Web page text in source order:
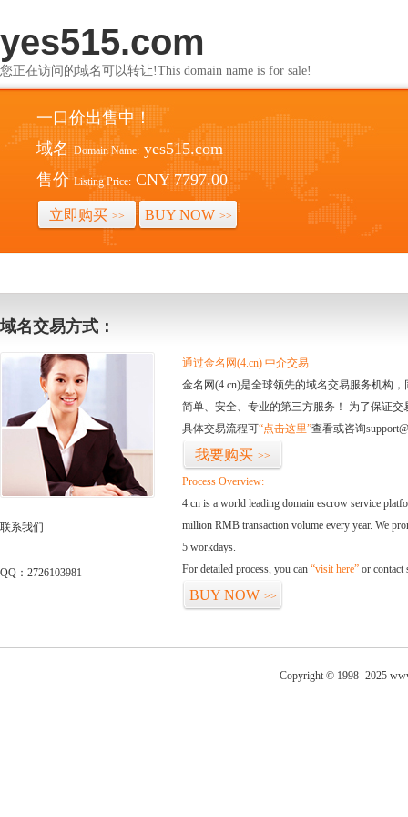
yes515.com
您正在访问的域名可以转让!This domain name is for sale!
一口价出售中！
域名 Domain Name: yes515.com
售价 Listing Price: CNY 7797.00
立即购买 >> BUY NOW >>
域名交易方式：
联系我们
QQ：2726103981
通过金名网(4.cn) 中介交易
金名网(4.cn)是全球领先的域名交易服务机构
简单、安全、专业的第三方服务！ 为了保证
具体交易流程可“点击这里”查看或咨询
我要购买 >>
Process Overview:
4.cn is a world leading domain escrow service
million RMB transaction volume every year. We
5 workdays.
For detailed process, you can “visit here” or contact
BUY NOW >>
Copyright © 1998 -2025